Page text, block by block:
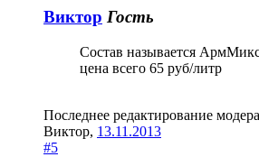
Виктор Гость
Состав называется
цена всего 65 руб/литр
Последнее редактирование
Виктор, 13.11.2013
#5